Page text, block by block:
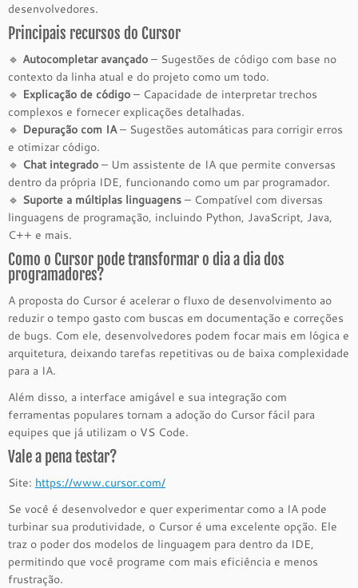
desenvolvedores.
Principais recursos do Cursor
🔹 Autocompletar avançado – Sugestões de código com base no
contexto da linha atual e do projeto como um todo.
🔹 Explicação de código – Capacidade de interpretar trechos
complexos e fornecer explicações detalhadas.
🔹 Depuração com IA– Sugestões automáticas para corrigir erros
e otimizar código.
🔹 Chat integrado – Um assistente de IA que permite conversas
dentro da própria IDE, funcionando como um par programador.
🔹 Suporte a múltiplas linguagens – Compatível com diversas
linguagens de programação, incluindo Python, JavaScript, Java,
C++ e mais.
Como o Cursor pode transformar o dia a dia dos
programadores?
A proposta do Cursor é acelerar o fluxo de desenvolvimento ao
reduzir o tempo gasto com buscas em documentação e correções
de bugs. Com ele, desenvolvedores podem focar mais em lógica e
arquitetura, deixando tarefas repetitivas ou de baixa complexidade
para a IA.
Além disso, a interface amigável e sua integração com
ferramentas populares tornam a adoção do Cursor fácil para
equipes que já utilizam o VS Code.
Vale a pena testar?
Site: https://www.cursor.com/
Se você é desenvolvedor e quer experimentar como a IA pode
turbinar sua produtividade, o Cursor é uma excelente opção. Ele
traz o poder dos modelos de linguagem para dentro da IDE,
permitindo que você programe com mais eficiência e menos
frustração.